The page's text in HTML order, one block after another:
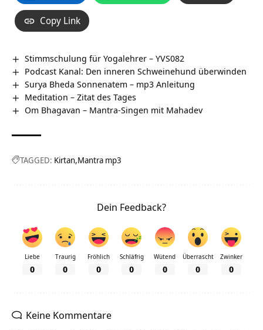
Copy Link
Stimmschulung für Yogalehrer – YVS082
Podcast Kanal: Den inneren Schweinehund überwinden
Surya Bheda Sonnenatem – mp3 Anleitung
Meditation – Zitat des Tages
Om Bhagavan – Mantra-Singen mit Mahadev
TAGGED: Kirtan Mantra mp3
Dein Feedback?
Liebe
0
Traurig
0
Fröhlich
0
Schläfrig
0
Wütend
0
Überrascht
0
Zwinker
0
Keine Kommentare